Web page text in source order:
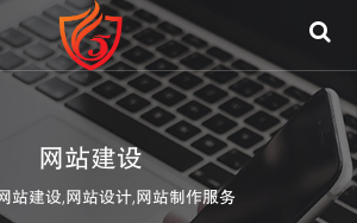
网站建设
站建设,网站设计,网站制作服务